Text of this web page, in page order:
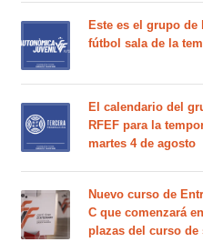
Este es el grupo
fútbol sala de la
El calendario del
RFEF para la
martes 4 de agosto
Nuevo curso de
C que comenzará
plazas del curso de